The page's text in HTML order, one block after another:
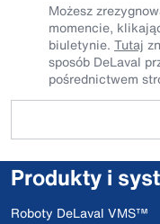
Możesz
momencie,
biuletynie. Tutaj
sposób DeLaval
pośrednictwem
Produkty i
Roboty DeLaval VMS™